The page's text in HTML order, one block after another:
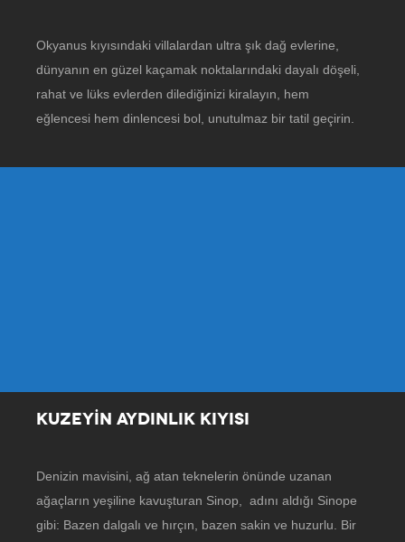
Okyanus kıyısındaki villalardan ultra şık dağ evlerine,
dünyanın en güzel kaçamak noktalarındaki dayalı döşeli,
rahat ve lüks evlerden dilediğinizi kiralayın, hem
eğlencesi hem dinlencesi bol, unutulmaz bir tatil geçirin.
KUZEYİN AYDINLIK KIYISI
Denizin mavisini, ağ atan teknelerin önünde uzanan
ağaçların yeşiline kavuşturan Sinop, adını aldığı Sinope
gibi: Bazen dalgalı ve hırçın, bazen sakin ve huzurlu. Bir